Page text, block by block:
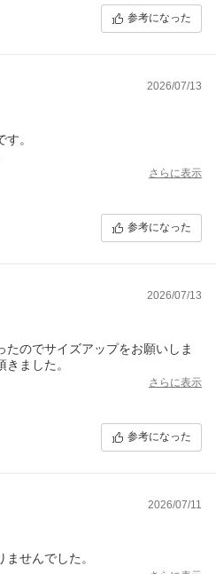
参考になった
2026/07/13
。
さらに表示
参考になった
2026/07/13
たのでサイズアップをお願いしま
ました。
さらに表示
参考になった
2026/07/11
せんでした。